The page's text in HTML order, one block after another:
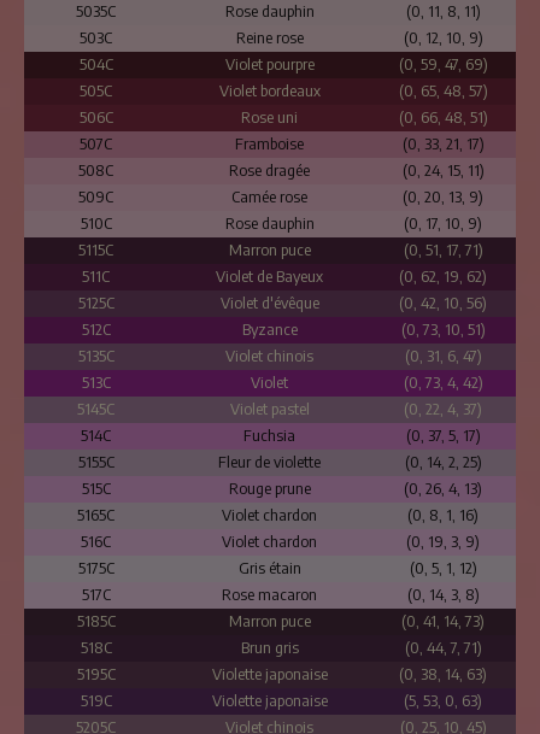
5035C
Rose dauphin
(0, 11, 8, 11)
503C
Reine rose
(0, 12, 10, 9)
504C
Violet pourpre
(0, 59, 47, 69)
505C
Violet bordeaux
(0, 65, 48, 57)
506C
Rose uni
(0, 66, 48, 51)
507C
Framboise
(0, 33, 21, 17)
508C
Rose dragée
(0, 24, 15, 11)
509C
Camée rose
(0, 20, 13, 9)
510C
Rose dauphin
(0, 17, 10, 9)
5115C
Marron puce
(0, 51, 17, 71)
511C
Violet de Bayeux
(0, 62, 19, 62)
5125C
Violet d'évêque
(0, 42, 10, 56)
512C
Byzance
(0, 73, 10, 51)
5135C
Violet chinois
(0, 31, 6, 47)
513C
Violet
(0, 73, 4, 42)
5145C
Violet pastel
(0, 22, 4, 37)
514C
Fuchsia
(0, 37, 5, 17)
5155C
Fleur de violette
(0, 14, 2, 25)
515C
Rouge prune
(0, 26, 4, 13)
5165C
Violet chardon
(0, 8, 1, 16)
516C
Violet chardon
(0, 19, 3, 9)
5175C
Gris étain
(0, 5, 1, 12)
517C
Rose macaron
(0, 14, 3, 8)
5185C
Marron puce
(0, 41, 14, 73)
518C
Brun gris
(0, 44, 7, 71)
5195C
Violette japonaise
(0, 38, 14, 63)
519C
Violette japonaise
(5, 53, 0, 63)
5205C
Violet chinois (0, 25, 10, 45)